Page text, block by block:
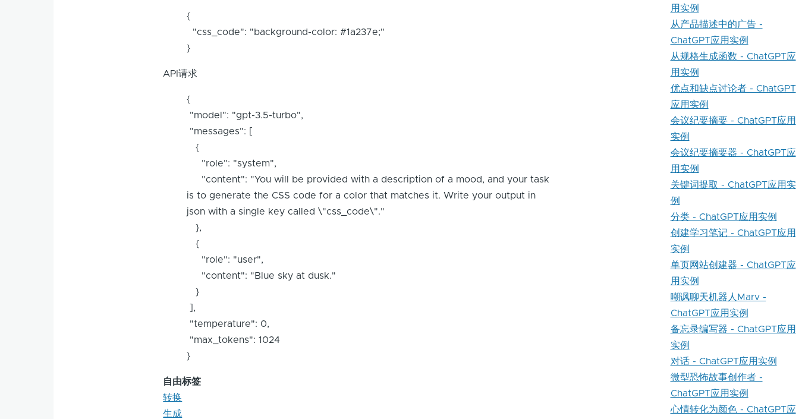
{
"css_code": "background-color: #1a237e;"
}
API请求
{
"model": "gpt-3.5-turbo",
"messages": [
{
"role": "system",
"content": "You will be provided with a description of a mood, and your task
is to generate the CSS code for a color that matches it. Write your output in
json with a single key called \"css_code\"."
},
{
"role": "user",
"content": "Blue sky at dusk."
}
],
"temperature": 0,
"max_tokens": 1024
}
自由标签
转换
生成
用实例
从产品描述中的广告 -
ChatGPT应用实例
从规格生成函数 - ChatGPT应
用实例
优点和缺点讨论者 - ChatGPT
应用实例
会议纪要摘要 - ChatGPT应用
实例
会议纪要摘要器 - ChatGPT应
用实例
关键词提取 - ChatGPT应用实
例
分类 - ChatGPT应用实例
创建学习笔记 - ChatGPT应用
实例
单页网站创建器 - ChatGPT应
用实例
嘲讽聊天机器人Marv -
ChatGPT应用实例
备忘录编写器 - ChatGPT应用
实例
对话 - ChatGPT应用实例
微型恐怖故事创作者 -
ChatGPT应用实例
心情转化为颜色 - ChatGPT应